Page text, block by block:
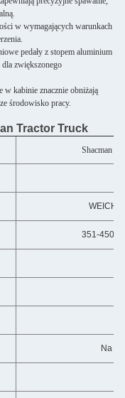
w wymagających warunkach
pedały z stopem aluminium
dla zwiększonego
w kabinie znacznie obniżają
środowisko pracy.
Tractor Truck
Shacman
351-450
Na